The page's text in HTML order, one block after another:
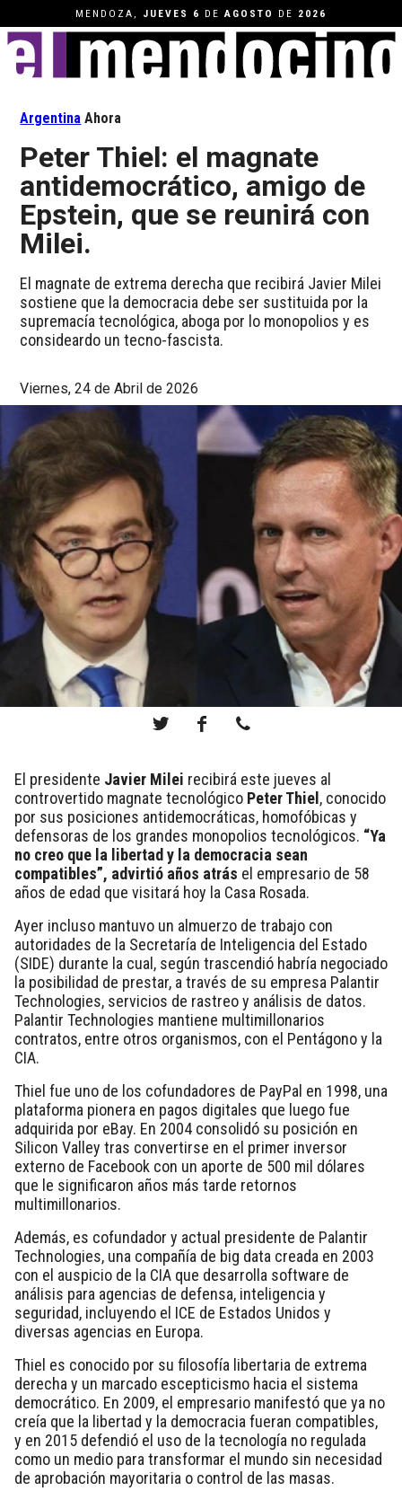
MENDOZA, JUEVES 6 DEAGOSTO DE 2026
Argentina Ahora
Peter Thiel: el magnate
antidemocrático, amigo de
Epstein, que se reunirá con
Milei.
El magnate de extrema derecha que recibirá Javier Milei
sostiene que la democracia debe ser sustituida por la
supremacía tecnológica, aboga por lo monopolios y es
consideardo un tecno-fascista.
Viernes, 24 de Abril de 2026
El presidente Javier Milei recibirá este jueves al
controvertido magnate tecnológico Peter Thiel , conocido
por sus posiciones antidemocráticas, homofóbicas y
defensoras de los grandes monopolios tecnológicos. “Ya
no creo que la libertad y la democracia sean
compatibles”, advirtió años atrás el empresario de 58
años de edad que visitará hoy la Casa Rosada.
Ayer incluso mantuvo un almuerzo de trabajo con
autoridades de la Secretaría de Inteligencia del Estado
(SIDE) durante la cual, según trascendió habría negociado
la posibilidad de prestar, a través de su empresa Palantir
Technologies, servicios de rastreo y análisis de datos.
Palantir Technologies mantiene multimillonarios
contratos, entre otros organismos, con el Pentágono y la
CIA.
Thiel fue uno de los cofundadores de PayPal en 1998, una
plataforma pionera en pagos digitales que luego fue
adquirida por eBay. En 2004 consolidó su posición en
Silicon Valley tras convertirse en el primer inversor
externo de Facebook con un aporte de 500 mil dólares
que le significaron años más tarde retornos
multimillonarios.
Además, es cofundador y actual presidente de Palantir
Technologies, una compañía de big data creada en 2003
con el auspicio de la CIA que desarrolla software de
análisis para agencias de defensa, inteligencia y
seguridad, incluyendo el ICE de Estados Unidos y
diversas agencias en Europa.
Thiel es conocido por su filosofía libertaria de extrema
derecha y un marcado escepticismo hacia el sistema
democrático. En 2009, el empresario manifestó que ya no
creía que la libertad y la democracia fueran compatibles,
y en 2015 defendió el uso de la tecnología no regulada
como un medio para transformar el mundo sin necesidad
de aprobación mayoritaria o control de las masas.